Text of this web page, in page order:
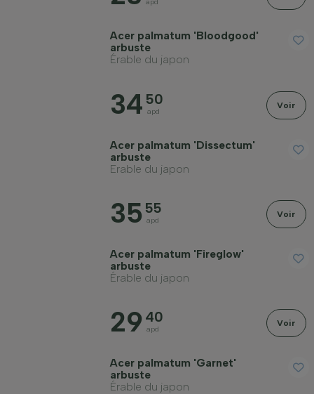
apd
Acer palmatum 'Bloodgood'
arbuste
Érable du japon
34 50
apd
Voir
Acer palmatum 'Dissectum'
arbuste
Erable du japon
35 55
apd
Voir
Acer palmatum 'Fireglow'
arbuste
Érable du japon
29 40
apd
Voir
Acer palmatum 'Garnet'
arbuste
Érable du japon